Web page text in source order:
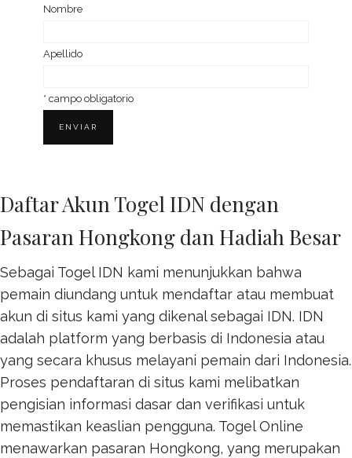
Nom­bre
Ape­llido
* campo obligatorio
Daftar Akun Togel IDN dengan
Pasaran Hongkong dan Hadiah Besar
Sebagai Togel IDN kami menunjukkan bahwa
pemain diundang untuk mendaftar atau membuat
akun di situs kami yang dikenal sebagai IDN. IDN
adalah platform yang berbasis di Indonesia atau
yang secara khusus melayani pemain dari Indonesia.
Proses pendaftaran di situs kami melibatkan
pengisian informasi dasar dan verifikasi untuk
memastikan keaslian pengguna. Togel Online
menawarkan pasaran Hongkong, yang merupakan